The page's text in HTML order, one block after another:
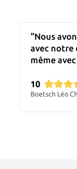
Nous
avec notre
même
10
Boetsch Léo